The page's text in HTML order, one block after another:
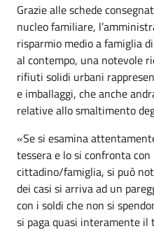
Grazie alle schede
nucleo familiare,
risparmio medio a famiglia
al contempo, una notevole
rifiuti solidi urbani
e imballaggi, che anche
relative allo smaltimento
«Se si esamina
tessera e lo si confronta
cittadino/famiglia, si può
dei casi si arriva ad un
con i soldi che non si
si paga quasi interamente il